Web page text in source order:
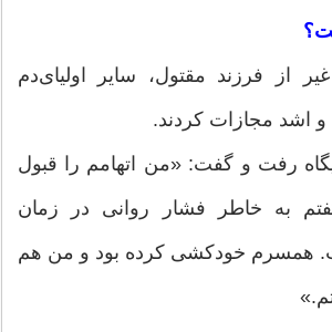
از فرزند مقتول، سایر اولیای‌دم
مجازات کردند.
رفت و گفت: «من اتهامم را قبول
به خاطر فشار روانی در زمان
همسرم خودکشی کرده بود و من هم